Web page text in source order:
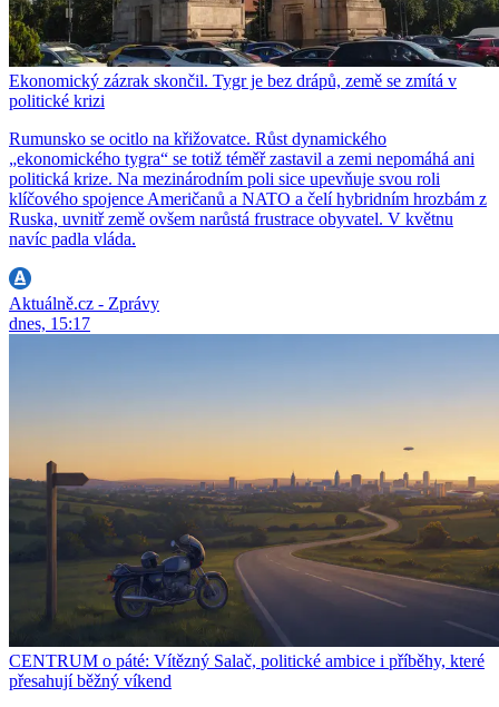
Ekonomický zázrak skončil. Tygr je bez drápů, země se zmítá v
politické krizi
Rumunsko se ocitlo na křižovatce. Růst dynamického
„ekonomického tygra“ se totiž téměř zastavil a zemi nepomáhá ani
politická krize. Na mezinárodním poli sice upevňuje svou roli
klíčového spojence Američanů a NATO a čelí hybridním hrozbám z
Ruska, uvnitř země ovšem narůstá frustrace obyvatel. V květnu
navíc padla vláda.
Aktuálně.cz - Zprávy
dnes, 15:17
CENTRUM o páté: Vítězný Salač, politické ambice i příběhy, které
přesahují běžný víkend